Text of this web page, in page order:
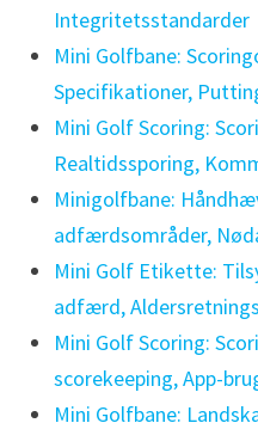
Integritetsstandarder
Mini Golfbane:
Specifikationer,
Mini Golf Scoring:
Realtidssporing,
Minigolfbane:
adfærdsområder,
Mini Golf Etikette:
adfærd,
Mini Golf Scoring:
scorekeeping, App-
Mini Golfbane: